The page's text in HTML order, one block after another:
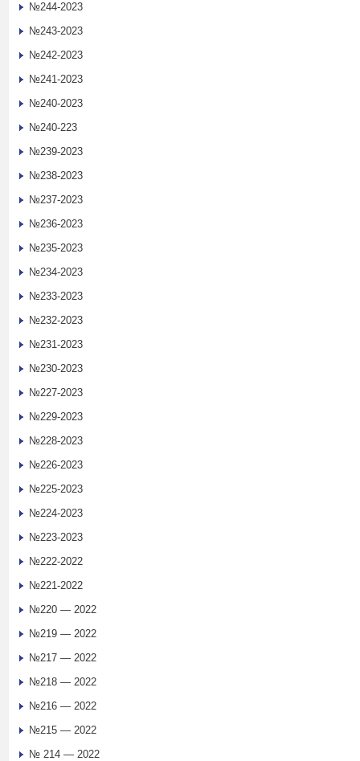
№244-2023
№243-2023
№242-2023
№241-2023
№240-2023
№240-223
№239-2023
№238-2023
№237-2023
№236-2023
№235-2023
№234-2023
№233-2023
№232-2023
№231-2023
№230-2023
№227-2023
№229-2023
№228-2023
№226-2023
№225-2023
№224-2023
№223-2023
№222-2022
№221-2022
№220 — 2022
№219 — 2022
№217 — 2022
№218 — 2022
№216 — 2022
№215 — 2022
№ 214 — 2022